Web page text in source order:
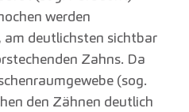
werden
deutlichsten sichtbar
Zahns. Da
(sog.
den Zähnen deutlich